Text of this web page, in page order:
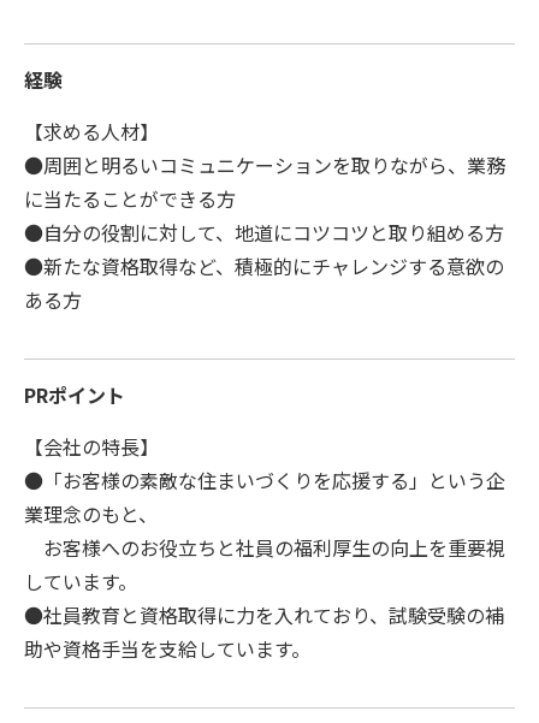
経験
【求める人材】
●周囲と明るいコミュニケーションを取りながら、業務
に当たることができる方
●自分の役割に対して、地道にコツコツと取り組める方
●新たな資格取得など、積極的にチャレンジする意欲の
ある方
PRポイント
【会社の特長】
●「お客様の素敵な住まいづくりを応援する」という企
業理念のもと、
お客様へのお役立ちと社員の福利厚生の向上を重要視
しています。
●社員教育と資格取得に力を入れており、試験受験の補
助や資格手当を支給しています。